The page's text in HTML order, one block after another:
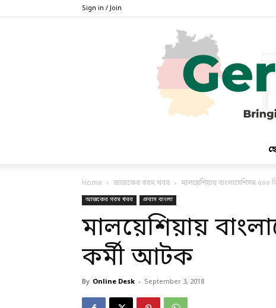
Sign in / Join
Home আজকের গরম খবর মালয়েশিয়ায় বাংলাদেশিসহ ৫০০
আজকের গরম খবর প্রবাস বাংলা
মালয়েশিয়ায়
কর্মী আটক
By Online Desk - September 3, 2018